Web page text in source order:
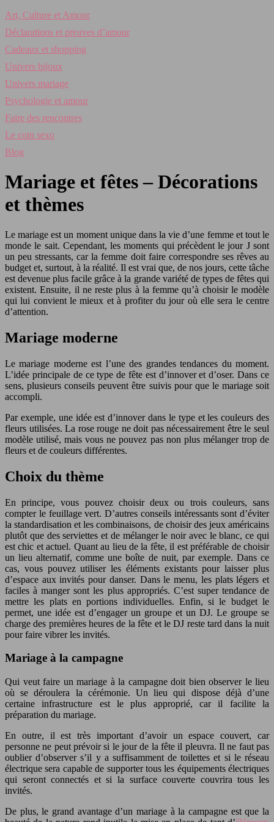
Art, Culture et Amour
Déclarations et preuves d’amour
Cadeaux et shopping
Univers bijoux
Univers mariage
Psychologie et amour
Faire des rencontres
Le coin sexo
Blog
Mariage et fêtes – Décorations
et thèmes
Le mariage est un moment unique dans la vie d’une femme et tout le
monde le sait. Cependant, les moments qui précèdent le jour J sont
un peu stressants, car la femme doit faire correspondre ses rêves au
budget et, surtout, à la réalité. Il est vrai que, de nos jours, cette tâche
est devenue plus facile grâce à la grande variété de types de fêtes qui
existent. Ensuite, il ne reste plus à la femme qu’à choisir le modèle
qui lui convient le mieux et à profiter du jour où elle sera le centre
d’attention.
Mariage moderne
Le mariage moderne est l’une des grandes tendances du moment.
L’idée principale de ce type de fête est d’innover et d’oser. Dans ce
sens, plusieurs conseils peuvent être suivis pour que le mariage soit
accompli.
Par exemple, une idée est d’innover dans le type et les couleurs des
fleurs utilisées. La rose rouge ne doit pas nécessairement être le seul
modèle utilisé, mais vous ne pouvez pas non plus mélanger trop de
fleurs et de couleurs différentes.
Choix du thème
En principe, vous pouvez choisir deux ou trois couleurs, sans
compter le feuillage vert. D’autres conseils intéressants sont d’éviter
la standardisation et les combinaisons, de choisir des jeux américains
plutôt que des serviettes et de mélanger le noir avec le blanc, ce qui
est chic et actuel. Quant au lieu de la fête, il est préférable de choisir
un lieu alternatif, comme une boîte de nuit, par exemple. Dans ce
cas, vous pouvez utiliser les éléments existants pour laisser plus
d’espace aux invités pour danser. Dans le menu, les plats légers et
faciles à manger sont les plus appropriés. C’est super tendance de
mettre les plats en portions individuelles. Enfin, si le budget le
permet, une idée est d’engager un groupe et un DJ. Le groupe se
charge des premières heures de la fête et le DJ reste tard dans la nuit
pour faire vibrer les invités.
Mariage à la campagne
Qui veut faire un mariage à la campagne doit bien observer le lieu
où se déroulera la cérémonie. Un lieu qui dispose déjà d’une
certaine infrastructure est le plus approprié, car il facilite la
préparation du mariage.
En outre, il est très important d’avoir un espace couvert, car
personne ne peut prévoir si le jour de la fête il pleuvra. Il ne faut pas
oublier d’observer s’il y a suffisamment de toilettes et si le réseau
électrique sera capable de supporter tous les équipements électriques
qui seront connectés et si la surface couverte couvrira tous les
invités.
De plus, le grand avantage d’un mariage à la campagne est que la